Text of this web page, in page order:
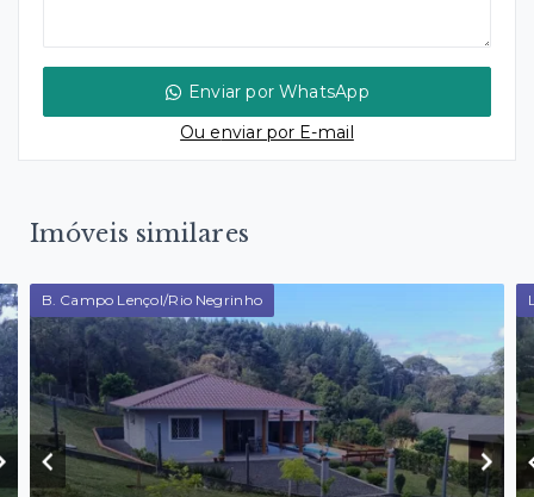
Enviar por WhatsApp
Ou enviar por E-mail
Imóveis similares
B. Campo Lençol/Rio Negrinho